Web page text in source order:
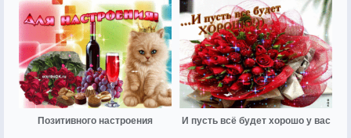
Позитивного настроения И пусть всё будет хорошо у вас